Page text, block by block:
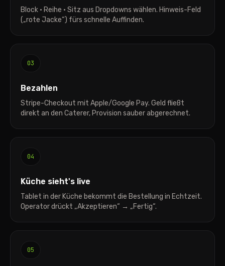
Block · Reihe · Sitz aus Dropdowns wählen. Hinweis-Feld
(„rote Jacke“) fürs schnelle Auffinden.
03
Bezahlen
Stripe-Checkout mit Apple/Google Pay. Geld fließt
direkt an den Caterer, Provision sauber abgerechnet.
04
Küche sieht's live
Tablet in der Küche bekommt die Bestellung in Echtzeit.
Operator drückt „Akzeptieren“ → „Fertig“.
05